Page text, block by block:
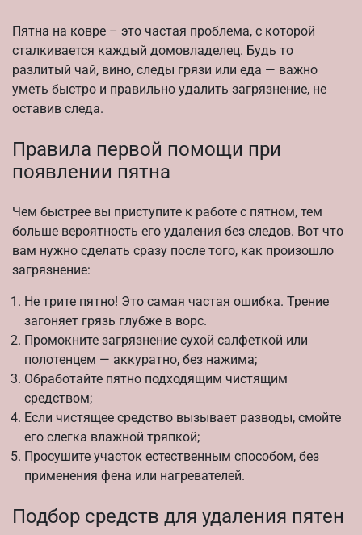
Пятна на ковре – это частая проблема, с которой
сталкивается каждый домовладелец. Будь то
разлитый чай, вино, следы грязи или еда — важно
уметь быстро и правильно удалить загрязнение, не
оставив следа.
Правила первой помощи при
появлении пятна
Чем быстрее вы приступите к работе с пятном, тем
больше вероятность его удаления без следов. Вот что
вам нужно сделать сразу после того, как произошло
загрязнение:
Не трите пятно! Это самая частая ошибка. Трение
загоняет грязь глубже в ворс.
Промокните загрязнение сухой салфеткой или
полотенцем — аккуратно, без нажима;
Обработайте пятно подходящим чистящим
средством;
Если чистящее средство вызывает разводы, смойте
его слегка влажной тряпкой;
Просушите участок естественным способом, без
применения фена или нагревателей.
Подбор средств для удаления пятен